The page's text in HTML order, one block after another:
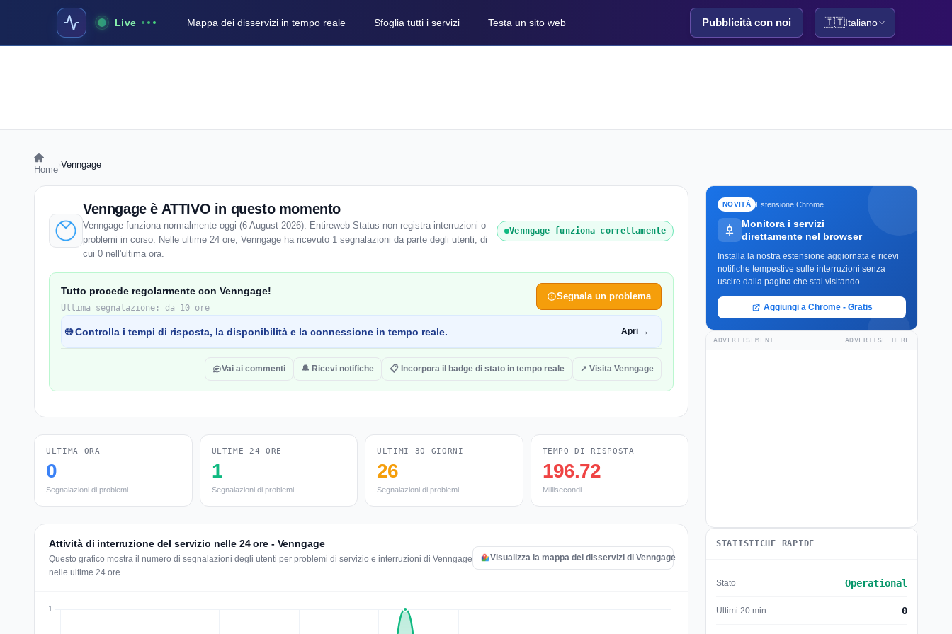
Live Mappa dei disservizi in tempo reale Sfoglia tutti i servizi Testa un sito web Pubblicità con noi 🇮🇹Italiano
Home Venngage
Venngage è ATTIVO in questo momento
Venngage funziona normalmente oggi (6 August 2026). Entireweb Status non registra interruzioni o
problemi in corso. Nelle ultime 24 ore, Venngage ha ricevuto 1 segnalazioni da parte degli utenti, di
cui 0 nell'ultima ora.
Venngage funziona correttamente
Tutto procede regolarmente con Venngage!
Ultima segnalazione: da 10 ore
Segnala un problema
🌐 Controlla i tempi di risposta, la disponibilità e la connessione in tempo reale. Apri →
Vai ai commenti 🔔 Ricevi notifiche 📋 Incorpora il badge di stato in tempo reale ↗ Visita Venngage
ULTIMA ORA
0
Segnalazioni di problemi
ULTIME 24 ORE
1
Segnalazioni di problemi
ULTIMI 30 GIORNI
26
Segnalazioni di problemi
TEMPO DI RISPOSTA
196.72
Millisecondi
Attività di interruzione del servizio nelle 24 ore - Venngage
Questo grafico mostra il numero di segnalazioni degli utenti per problemi di servizio e interruzioni di Venngage
nelle ultime 24 ore.
Visualizza la mappa dei disservizi di Venngage
NOVITÀ Estensione Chrome
Monitora i servizi
direttamente nel browser
Installa la nostra estensione aggiornata e ricevi
notifiche tempestive sulle interruzioni senza
uscire dalla pagina che stai visitando.
Aggiungi a Chrome - Gratis
ADVERTISEMENT ADVERTISE HERE
STATISTICHE RAPIDE
Stato Operational
Ultimi 20 min. 0